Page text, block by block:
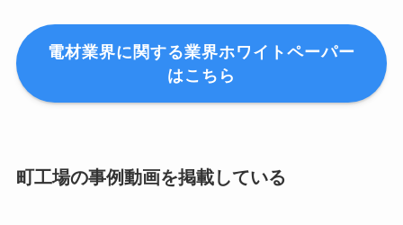
電材業界に関する業界ホワイトペーパー
はこちら
町工場の事例動画を掲載している